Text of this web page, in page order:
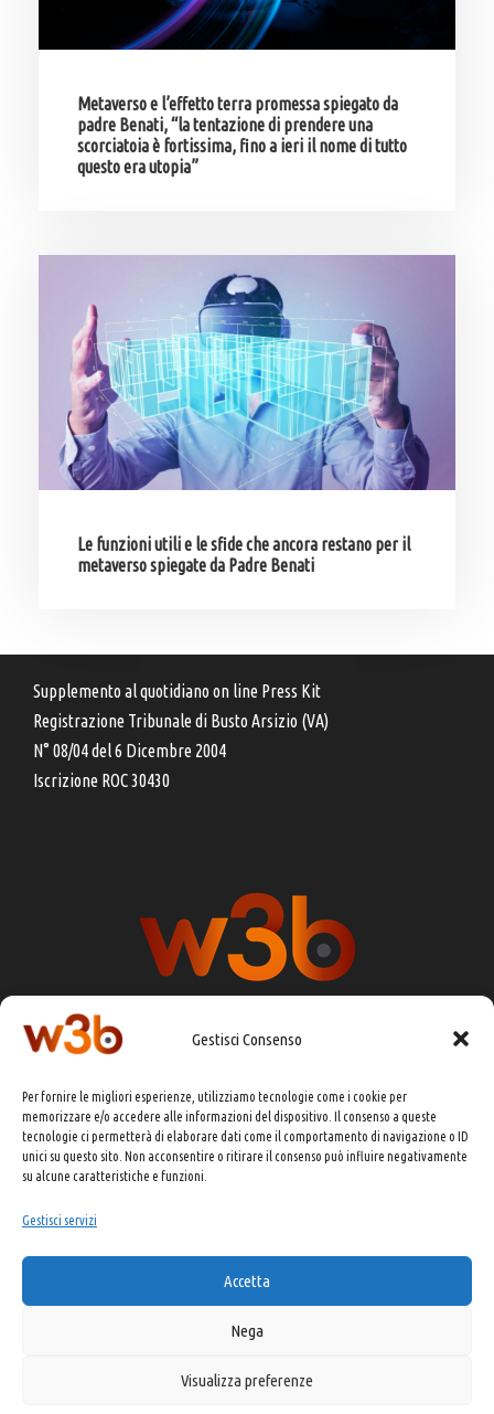
Gestisci Consenso
Per fornire le migliori esperienze, utilizziamo tecnologie come i cookie per
memorizzare e/o accedere alle informazioni del dispositivo. Il consenso a queste
tecnologie ci permetterà di elaborare dati come il comportamento di navigazione o ID
unici su questo sito. Non acconsentire o ritirare il consenso può influire negativamente
su alcune caratteristiche e funzioni.
Gestisci servizi
Accetta
Nega
Visualizza preferenze
Metaverso e l’effetto terra promessa spiegato da
padre Benati, “la tentazione di prendere una
scorciatoia è fortissima, fino a ieri il nome di tutto
questo era utopia”
Le funzioni utili e le sfide che ancora restano per il
metaverso spiegate da Padre Benati
Supplemento al quotidiano on line Press Kit
Registrazione Tribunale di Busto Arsizio (VA)
N° 08/04 del 6 Dicembre 2004
Iscrizione ROC 30430
DIRETTORE RESPONSABILE:
CHIARA PORTA
REDAZIONE & GRAFICA:EOIPSO.IT
EDITORE:EOIPSO.IT
CONTATTI:redazione@presskit.it
COPYRIGHT 2025 EO IPSO SRL
PRIVACY POLICY&COOKIE POLICY
Made with ❤️ and ☕ by Kitsune USA